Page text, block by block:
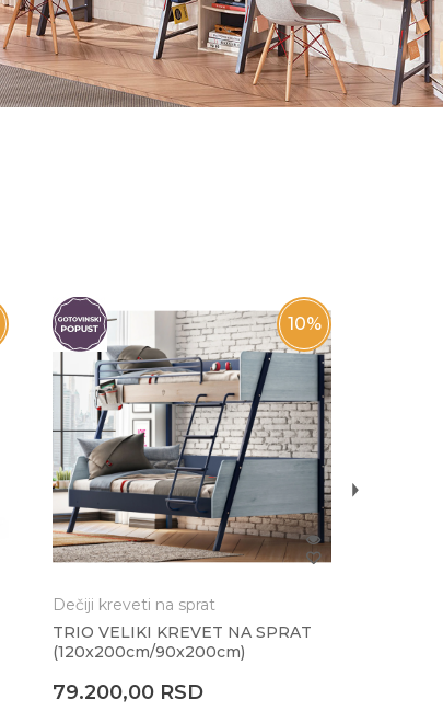
10%
Dečiji kreveti na sprat
TRIO VELIKI KREVET NA SPRAT
(120x200cm/90x200cm)
79.200,00 RSD